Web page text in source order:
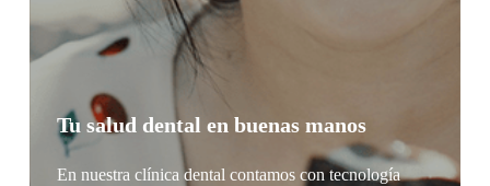
Tu salud dental en buenas manos
En nuestra clínica dental contamos con tecnología